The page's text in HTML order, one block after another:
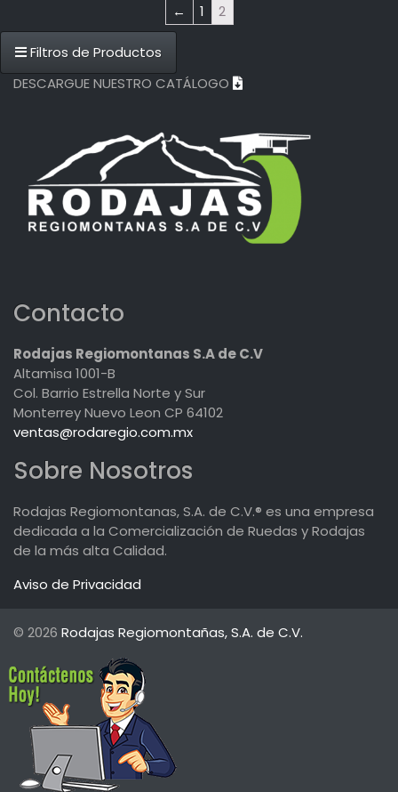
← 1 2
Filtros de Productos
DESCARGUE NUESTRO CATÁLOGO
Contacto
Rodajas Regiomontanas S.A de C.V
Altamisa 1001-B
Col. Barrio Estrella Norte y Sur
Monterrey Nuevo Leon CP 64102
ventas@rodaregio.com.mx
Sobre Nosotros
Rodajas Regiomontanas, S.A. de C.V.® es una empresa
dedicada a la Comercialización de Ruedas y Rodajas
de la más alta Calidad.
Aviso de Privacidad
© 2026 Rodajas Regiomontañas, S.A. de C.V.